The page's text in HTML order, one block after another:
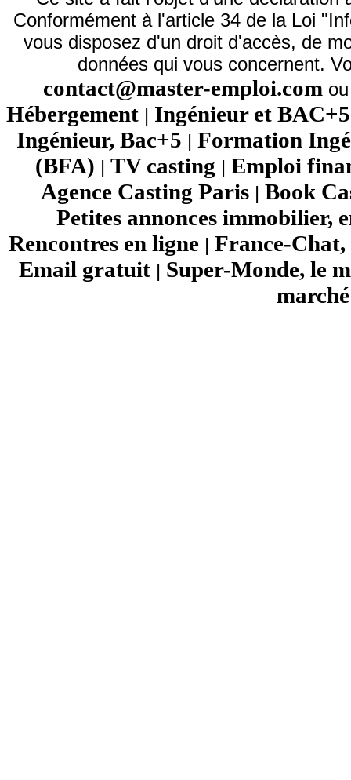
Conformément à l'article 34 de la Loi
vous disposez d'un droit d'accès, de
données qui vous concernent.
contact@master-emploi.com
Hébergement | Ingénieur et
Ingénieur, Bac+5 | Formation
(BFA) | TV casting | Emploi
Agence Casting Paris | Book
Petites annonces immobilier,
Rencontres en ligne | France-Chat,
Email gratuit| Super-Monde, le